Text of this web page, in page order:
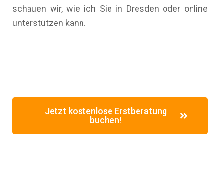
schauen wir, wie ich Sie in Dresden oder online
unterstützen kann.
Jetzt kostenlose Erstberatung
buchen!